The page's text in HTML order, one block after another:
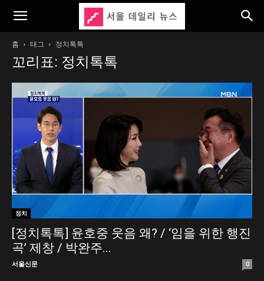
홈 태그 정치톡톡
꼬리표: 정치톡톡
정치
[정치톡톡] 윤호중 웃음 왜? / ‘임을 위한 행진
곡’ 제창 / 박완주...
서울신문 0